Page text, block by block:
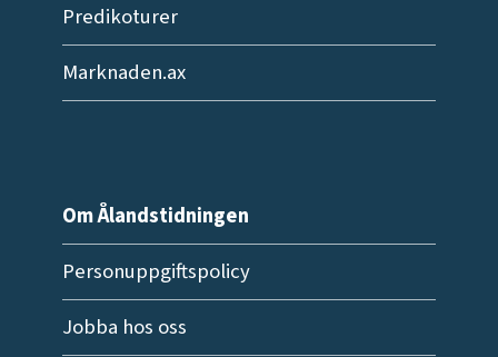
Predikoturer
Marknaden.ax
Om Ålandstidningen
Personuppgiftspolicy
Jobba hos oss